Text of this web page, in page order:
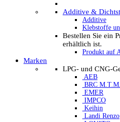
Additive &
Additive
Klebstoffe
Bestellen Sie ein
erhältlich ist.
Produkt auf
Marken
LPG- und CNG-
AEB
BRC M.T.M.
EMER
IMPCO
Keihin
Landi Renzo